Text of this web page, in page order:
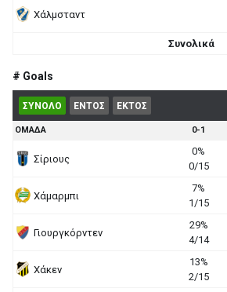
Χάλμσταντ
Συνολικά
# Goals
ΣΥΝΟΛΟ ΕΝΤΟΣ ΕΚΤΟΣ
ΟΜΑΔΑ 0-1
Σίριους
0%
0/15
Χάμαρμπι
7%
1/15
Γιουργκόρντεν
29%
4/14
Χάκεν
13%
2/15